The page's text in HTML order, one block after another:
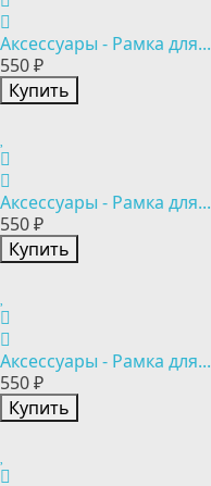
Аксессуары - Рамка для...
550 ₽
Купить
Аксессуары - Рамка для...
550 ₽
Купить
Аксессуары - Рамка для...
550 ₽
Купить